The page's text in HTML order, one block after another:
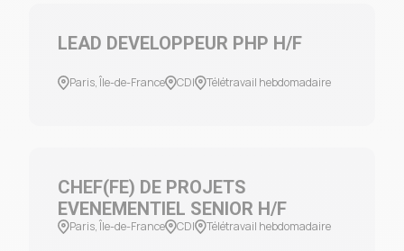
LEAD DEVELOPPEUR PHP H/F
Paris, Île-de-France CDI Télétravail hebdomadaire
CHEF(FE) DE PROJETS
EVENEMENTIEL SENIOR H/F
Paris, Île-de-France CDI Télétravail hebdomadaire